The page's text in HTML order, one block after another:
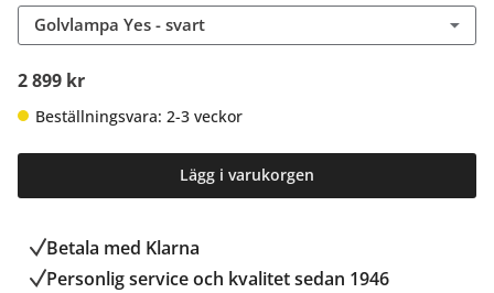
Golvlampa Yes - svart
2 899 kr
Beställningsvara: 2-3 veckor
Lägg i varukorgen
Betala med Klarna
Personlig service och kvalitet sedan 1946